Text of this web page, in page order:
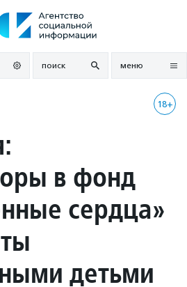
поиск меню
18+
в фонд
сердца»
детьми